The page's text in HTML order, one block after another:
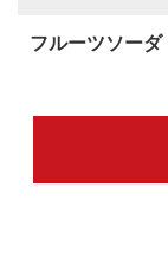
フルーツソーダ